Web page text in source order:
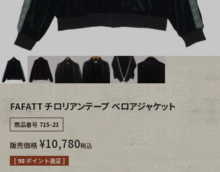
メンズ商品カテゴリーから探す
Tops
Bottoms Fafatt
レディース商品カテゴリーから探す
Tops Bottoms
Outer
FAFATT チロリアンテープ ベロアジャケット
商品番号 715-21
販売価格 ¥10,780税込
[ 98ポイント進呈 ]